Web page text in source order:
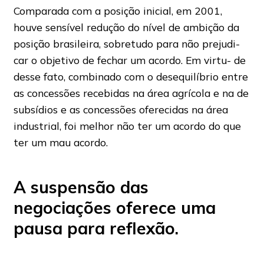
Comparada com a posição inicial, em 2001,
houve sensível redução do nível de ambição da
posição brasileira, sobretudo para não prejudi-
car o objetivo de fechar um acordo. Em virtu- de
desse fato, combinado com o desequilíbrio entre
as concessões recebidas na área agrícola e na de
subsídios e as concessões oferecidas na área
industrial, foi melhor não ter um acordo do que
ter um mau acordo.
A suspensão das
negociações oferece uma
pausa para reflexão.